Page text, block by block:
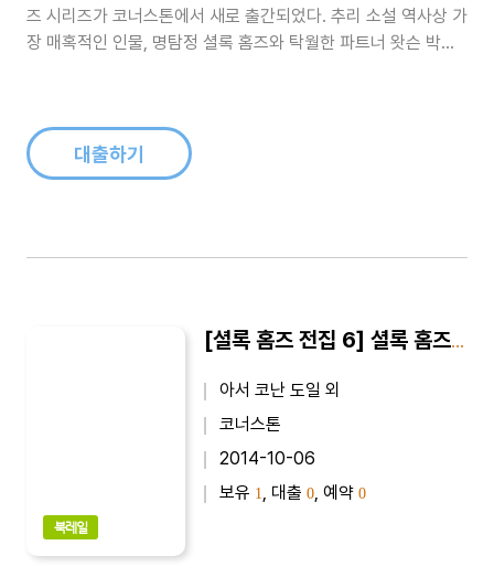
즈 시리즈가 코너스톤에서 새로 출간되었다. 추리 소설 역사상 가
장 매혹적인 인물, 명탐정 셜록 홈즈와 탁월한 파트너 왓슨 박사
를 압도한다.《셜록 홈즈의 모험》은 박진감 넘치는 사건을 파헤치
는 명탐정 셜록..
대출하기
북레일
[셜록 홈즈 전집 6] 셜록 홈즈의 회고록
아서 코난 도일 외
코너스톤
2014-10-06
보유 1, 대출 0, 예약 0